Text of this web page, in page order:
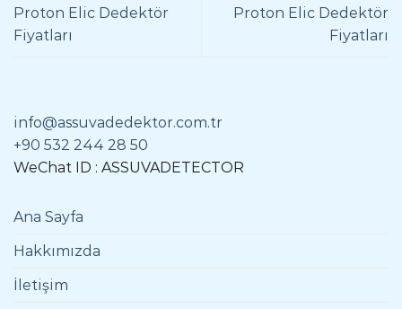
Proton Elic Dedektör
Fiyatları
Proton Elic Dedektör
Fiyatları
info@assuvadedektor.com.tr
+90 532 244 28 50
WeChat ID : ASSUVADETECTOR
Ana Sayfa
Hakkımızda
İletişim